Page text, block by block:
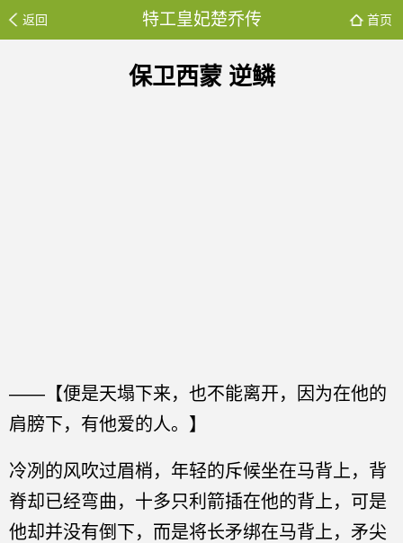
返回 特工皇妃楚乔传 首页
保卫西蒙 逆鳞
——【便是天塌下来，也不能离开，因为在他的
肩膀下，有他爱的人。】
冷冽的风吹过眉梢，年轻的斥候坐在马背上，背
脊却已经弯曲，十多只利箭插在他的背上，可是
他却并没有倒下，而是将长矛绑在马背上，矛尖